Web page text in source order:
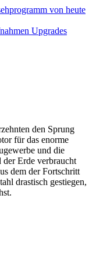
Upgrades
den Sprung
für das enorme
und die
Erde verbraucht
dem der Fortschritt
drastisch gestiegen,